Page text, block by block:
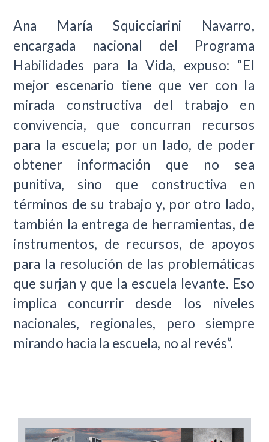
Ana María Squicciarini Navarro,
encargada nacional del Programa
Habilidades para la Vida, expuso: “El
mejor escenario tiene que ver con la
mirada constructiva del trabajo en
convivencia, que concurran recursos
para la escuela; por un lado, de poder
obtener información que no sea
punitiva, sino que constructiva en
términos de su trabajo y, por otro lado,
también la entrega de herramientas, de
instrumentos, de recursos, de apoyos
para la resolución de las problemáticas
que surjan y que la escuela levante. Eso
implica concurrir desde los niveles
nacionales, regionales, pero siempre
mirando hacia la escuela, no al revés”.